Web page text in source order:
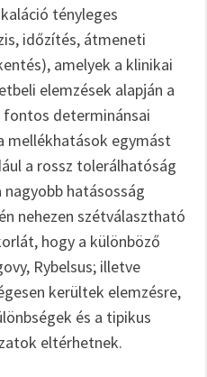
tényleges
időzítés, átmeneti
amelyek a klinikai
elemzések alapján a
determinánsai
mellékhatások egymást
a rossz tolerálhatóság
hatásosság
nehezen szétválasztható
hogy a különböző
Rybelsus; illetve
kerültek elemzésre,
és a tipikus
eltérhetnek.